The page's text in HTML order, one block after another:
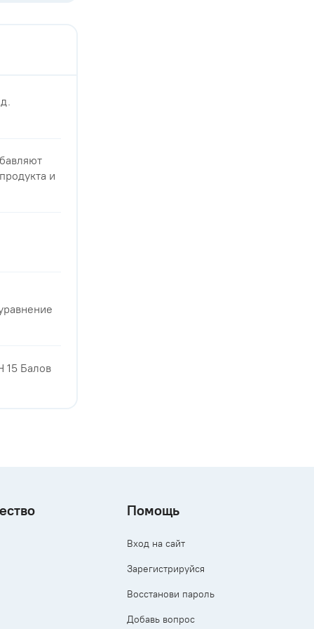
и
15 Балов
Помощь
Вход на сайт
Зарегистрируйся
Восстанови пароль
Добавь вопрос